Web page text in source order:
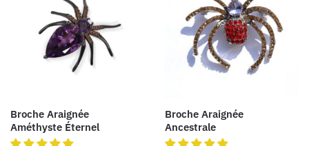
Broche Araignée
Améthyste Éternel
Broche Araignée
Ancestrale